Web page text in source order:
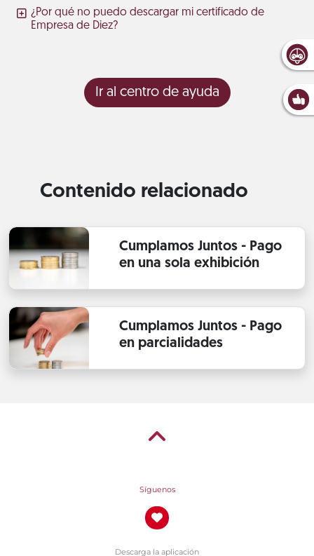
¿Por qué no puedo descargar mi certificado de
Empresa de Diez?
Ir al centro de ayuda
Contenido relacionado
Cumplamos Juntos - Pago
en una sola exhibición
Cumplamos Juntos - Pago
en parcialidades
Síguenos
Descarga la aplicación